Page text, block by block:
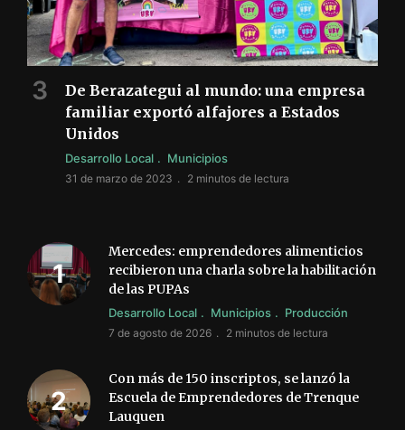
De Berazategui al mundo: una empresa
familiar exportó alfajores a Estados
Unidos
Desarrollo Local Municipios
31 de marzo de 2023 2 minutos de lectura
Mercedes: emprendedores alimenticios
recibieron una charla sobre la habilitación
de las PUPAs
Desarrollo Local Municipios Producción
7 de agosto de 2026 2 minutos de lectura
Con más de 150 inscriptos, se lanzó la
Escuela de Emprendedores de Trenque
Lauquen